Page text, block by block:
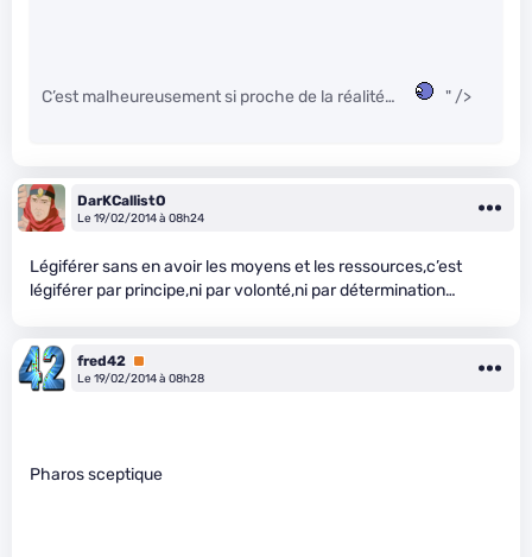
C’est malheureusement si proche de la réalité… " />
DarKCallistO
Le 19/02/2014 à 08h24
Légiférer sans en avoir les moyens et les ressources,c’est
légiférer par principe,ni par volonté,ni par détermination…
fred42 Premium
Le 19/02/2014 à 08h28
Pharos sceptique